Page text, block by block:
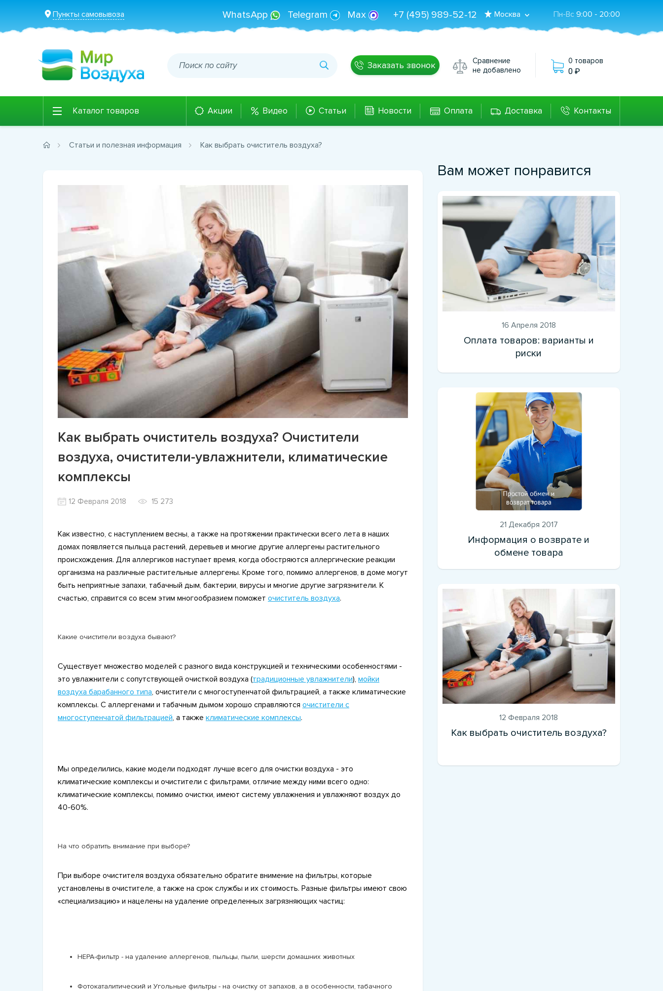
Пункты самовывоза Пн-Вс 9:00 - 20:00
Москва
+7 (495) 989-52-12
WhatsApp Telegram Max
Заказать звонок
Сравнение
не добавлено
0 товаров
0
Каталог товаров Акции Видео Статьи Новости Оплата Доставка Контакты
Статьи и полезная информация Как выбрать очиститель воздуха?
Как выбрать очиститель воздуха? Очистители
воздуха, очистители-увлажнители, климатические
комплексы
12 Февраля 2018 15 273
Как известно, с наступлением весны, а также на протяжении практически всего лета в наших
домах появляется пыльца растений, деревьев и многие другие аллергены растительного
происхождения. Для аллергиков наступает время, когда обостряются аллергические реакции
организма на различные растительные аллергены. Кроме того, помимо аллергенов, в доме могут
быть неприятные запахи, табачный дым, бактерии, вирусы и многие другие загрязнители. К
счастью, справится со всем этим многообразием поможет очиститель воздуха.
Какие очистители воздуха бывают?
Существует множество моделей с разного вида конструкцией и техническими особенностями -
это увлажнители с сопутствующей очисткой воздуха (традиционные увлажнители), мойки
воздуха барабанного типа, очистители с многоступенчатой фильтрацией, а также климатические
комплексы. С аллергенами и табачным дымом хорошо справляются очистители с
многоступенчатой фильтрацией, а также климатические комплексы.
Мы определились, какие модели подходят лучше всего для очистки воздуха - это
климатические комплексы и очистители с фильтрами, отличие между ними всего одно:
климатические комплексы, помимо очистки, имеют систему увлажнения и увлажняют воздух до
40-60%.
На что обратить внимание при выборе?
При выборе очистителя воздуха обязательно обратите внимение на фильтры, которые
установлены в очистителе, а также на срок службы и их стоимость. Разные фильтры имеют свою
«специализацию» и нацелены на удаление определенных загрязняющих частиц:
HEPA-фильтр - на удаление аллергенов, пыльцы, пыли, шерсти домашних животных
Фотокаталитический и Угольные фильтры - на очистку от запахов, а в особенности, табачного
Вам может понравится
16 Апреля 2018
Оплата товаров: варианты и
риски
21 Декабря 2017
Информация о возврате и
обмене товара
12 Февраля 2018
Как выбрать очиститель воздуха?